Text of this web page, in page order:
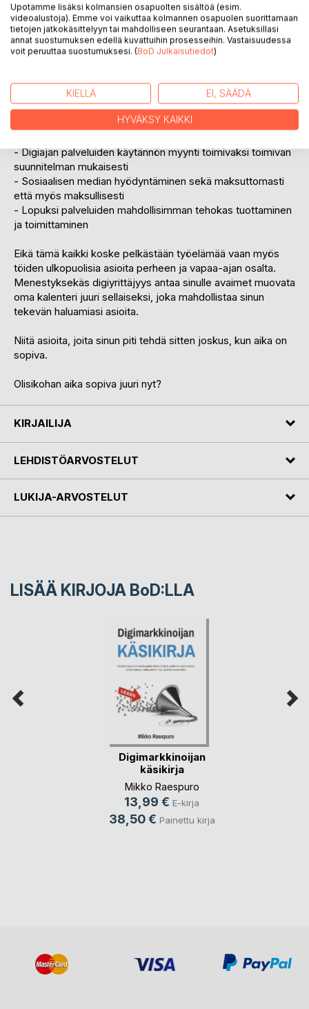
Digiyrittäjän käsikirja on opas menestyksekkään
konsulttiyrityksen perustamiseen, pyörittämiseen ja
kasvattamiseen. Lukiessasi tämän kirjan läpi, sinulla on
kaikki eväät hallussa tehdäksesi loppuelämästäsi juuri sen
Kirjassa käsittellään mm. seuraavia asioita:
- Kestävien perustusten muuraaminen liiketoiminnan
- Digiajan palveluiden käytännön myynti toimivaksi toimivan
suunnitelman mukaisesti
- Sosiaalisen median hyödyntäminen sekä maksuttomasti
että myös maksullisesti
- Lopuksi palveluiden mahdollisimman tehokas tuottaminen
ja toimittaminen
Eikä tämä kaikki koske pelkästään työelämää vaan myös
töiden ulkopuolisia asioita perheen ja vapaa-ajan osalta.
Menestyksekäs digiyrittäjyys antaa sinulle avaimet muovata
oma kalenteri juuri sellaiseksi, joka mahdollistaa sinun
tekevän haluamiasi asioita.
Niitä asioita, joita sinun piti tehdä sitten joskus, kun aika on
sopiva.
Olisikohan aika sopiva juuri nyt?
KIRJAILIJA
LEHDISTÖARVOSTELUT
LUKIJA-ARVOSTELUT
LISÄÄ KIRJOJA BoD:LLA
Digimarkkinoijan
käsikirja
Mikko Raespuro
13,99 € E-kirja
38,50 € Painettu kirja
Upotamme lisäksi kolmansien osapuolten sisältöä (esim.
videoalustoja). Emme voi vaikuttaa kolmannen osapuolen suorittamaan
tietojen jatkokäsittelyyn tai mahdolliseen seurantaan. Asetuksillasi
annat suostumuksen edellä kuvattuihin prosesseihin. Vastaisuudessa
voit peruuttaa suostumuksesi. (BoD Julkaisutiedot)
KIELLÄ EI, SÄÄDÄ
HYVÄKSY KAIKKI